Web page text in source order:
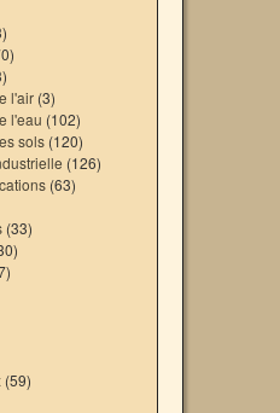
l'air (3)
l'eau (102)
sols (120)
(126)
(63)
(33)
(59)